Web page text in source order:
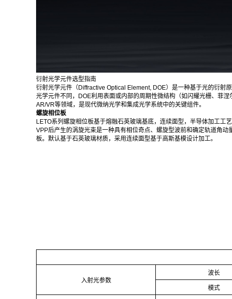
衍射光学元件选型指南
衍射光学元件（Diffractive Optical Element, DOE）是一种基于光的衍射
光学元件不同，DOE利用表面或内部的周期性微结构（如闪耀光栅、菲
AR/VR等领域，是现代微纳光学和集成光学系统中的关键组件。
螺旋相位板
LETO系列螺旋相位板基于熔融石英玻璃基底，连续面型，半导体加工
VPP后产生的涡旋光束是一种具有相位奇点、螺旋型波前和确定轨道角
板。默认基于石英玻璃材质，采用连续面型基于高斯基模设计加工。
入射光参数
波长
模式